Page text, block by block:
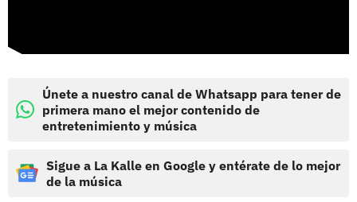
Únete a nuestro canal de Whatsapp para tener de
primera mano el mejor contenido de
entretenimiento y música
Sigue a La Kalle en Google y entérate de lo mejor
de la música